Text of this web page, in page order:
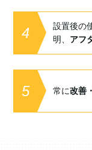
4
設置後の
明、 アフ
5 常に改善